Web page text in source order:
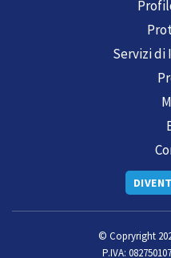
Servizi di
© Copryright
P.IVA: